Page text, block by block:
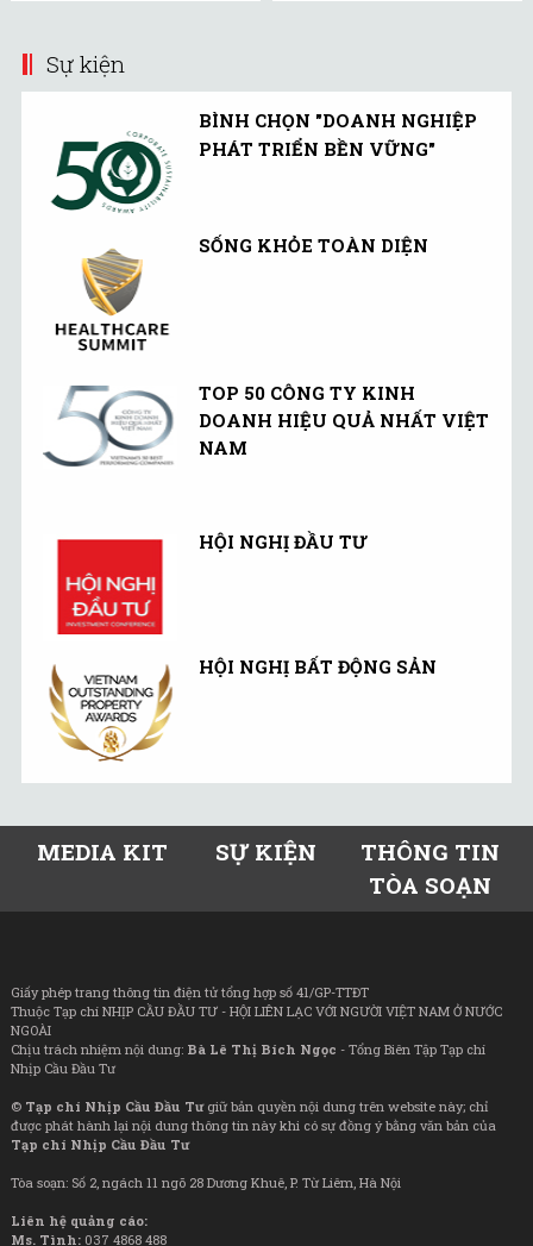
Sự kiện
BÌNH CHỌN "DOANH NGHIỆP
PHÁT TRIỂN BỀN VỮNG"
SỐNG KHỎE TOÀN DIỆN
TOP 50 CÔNG TY KINH
DOANH HIỆU QUẢ NHẤT VIỆT
NAM
HỘI NGHỊ ĐẦU TƯ
HỘI NGHỊ BẤT ĐỘNG SẢN
MEDIA KIT SỰ KIỆN
THÔNG TIN
TÒA SOẠN
Giấy phép trang thông tin điện tử tổng hợp số 41/GP-TTĐT
Thuộc Tạp chí NHỊP CẦU ĐẦU TƯ - HỘI LIÊN LẠC VỚI NGƯỜI VIỆT NAM Ở NƯỚC
NGOÀI
Chịu trách nhiệm nội dung: Bà Lê Thị Bích Ngọc - Tổng Biên Tập Tạp chí
Nhịp Cầu Đầu Tư
© Tạp chí Nhịp Cầu Đầu Tưgiữ bản quyền nội dung trên website này; chỉ
được phát hành lại nội dung thông tin này khi có sự đồng ý bằng văn bản của
Tạp chí Nhịp Cầu Đầu Tư
Tòa soạn: Số 2, ngách 11 ngõ 28 Dương Khuê, P. Từ Liêm, Hà Nội
Liên hệ quảng cáo:
Ms. Tình: 037 4868 488